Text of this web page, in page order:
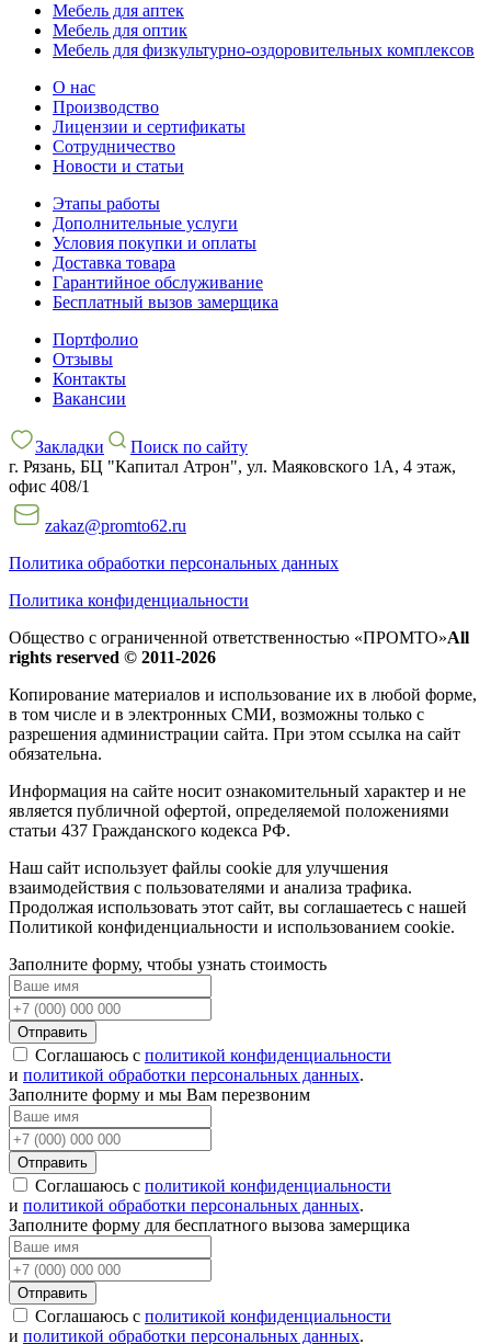
Мебель для аптек
Мебель для оптик
Мебель для физкультурно-оздоровительных комплексов
О нас
Производство
Лицензии и сертификаты
Сотрудничество
Новости и статьи
Этапы работы
Дополнительные услуги
Условия покупки и оплаты
Доставка товара
Гарантийное обслуживание
Бесплатный вызов замерщика
Портфолио
Отзывы
Контакты
Вакансии
Закладки
Поиск по сайту
г. Рязань, БЦ "Капитал Атрон", ул. Маяковского 1А, 4 этаж,
офис 408/1
zakaz@promto62.ru
Политика обработки персональных данных
Политика конфиденциальности
Общество с ограниченной ответственностью «ПРОМТО»All
rights reserved © 2011-2026
Копирование материалов и использование их в любой форме,
в том числе и в электронных СМИ, возможны только c
разрешения администрации сайта. При этом ссылка на сайт
обязательна.
Информация на сайте носит ознакомительный характер и не
является публичной офертой, определяемой положениями
статьи 437 Гражданского кодекса РФ.
Наш сайт использует файлы cookie для улучшения
взаимодействия с пользователями и анализа трафика.
Продолжая использовать этот сайт, вы соглашаетесь с нашей
Политикой конфиденциальности и использованием cookie.
Заполните форму, чтобы узнать стоимость
Отправить
Соглашаюсь с политикой конфиденциальности
и политикой обработки персональных данных.
Заполните форму и мы Вам перезвоним
Отправить
Соглашаюсь с политикой конфиденциальности
и политикой обработки персональных данных.
Заполните форму для бесплатного вызова замерщика
Отправить
Соглашаюсь с политикой конфиденциальности
и политикой обработки персональных данных.